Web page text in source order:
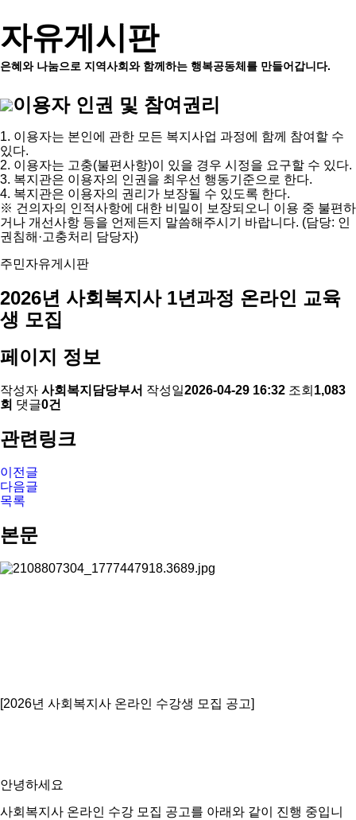
자유게시판
은혜와 나눔으로 지역사회와 함께하는 행복공동체를 만들어갑니다.
이용자 인권 및 참여권리
1. 이용자는 본인에 관한 모든 복지사업 과정에 함께 참여할 수
있다.
2. 이용자는 고충(불편사항)이 있을 경우 시정을 요구할 수 있다.
3. 복지관은 이용자의 인권을 최우선 행동기준으로 한다.
4. 복지관은 이용자의 권리가 보장될 수 있도록 한다.
※ 건의자의 인적사항에 대한 비밀이 보장되오니 이용 중 불편하
거나 개선사항 등을 언제든지 말씀해주시기 바랍니다. (담당: 인
권침해·고충처리 담당자)
주민자유게시판
2026년 사회복지사 1년과정 온라인 교육
생 모집
페이지 정보
작성자 사회복지담당부서 작성일2026-04-29 16:32 조회 1,083
회 댓글0건
관련링크
이전글
다음글
목록
본문
[2026년 사회복지사 온라인 수강생 모집 공고]
안녕하세요
사회복지사 온라인 수강 모집 공고를 아래와 같이 진행 중입니